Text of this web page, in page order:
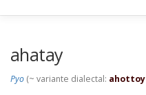
ahatay
Pyo (~ variante dialectal: ahottoy